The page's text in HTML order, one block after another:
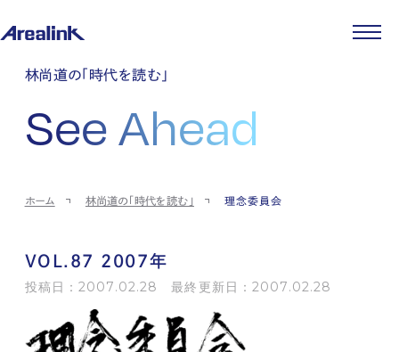
企業情報
企業理念
会社概要
コーポレートガバナンス
ストレージ事業
パートナー制度
土地権利整備事業
IR情報
IRカレンダー
IRポリシー
ストレージ室数実績
個人投資家の皆様へ
よくある質問・用語集
ニュース
商品情報
先輩社員インタビュー
中途採用
林尚道の「時代を読む」
See Ahead
ホーム 林尚道の「時代を読む」 理念委員会
VOL.87 2007年
投稿日：2007.02.28 最終更新日：2007.02.28